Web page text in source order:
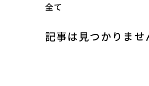
全て
記事は見つかりませ